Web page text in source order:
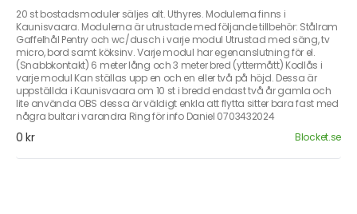
20 st bostadsmoduler säljes alt. Uthyres. Modulerna finns i
Kaunisvaara. Modulerna är utrustade med följande tillbehör: Stålram
Gaffelhål Pentry och wc/dusch i varje modul Utrustad med säng, tv
micro, bord samt köksinv. Varje modul har egenanslutning för el.
(Snabbkontakt) 6 meter lång och 3 meter bred (yttermått) Kodlås i
varje modul Kan ställas upp en och en eller två på höjd. Dessa är
uppställda i Kaunisvaara om 10 st i bredd endast två år gamla och
lite använda OBS dessa är väldigt enkla att flytta sitter bara fast med
några bultar i varandra Ring för info Daniel 0703432024
0 kr Blocket.se